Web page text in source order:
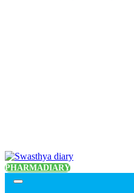
PHARMADIARY